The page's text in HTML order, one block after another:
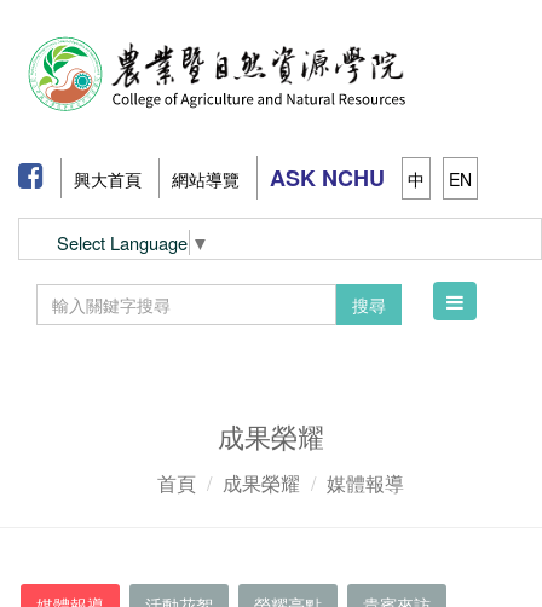
興大首頁 網站導覽 ASK NCHU 中 EN
Select Language ▼
搜尋
Toggle
成果榮耀
首頁 成果榮耀 媒體報導